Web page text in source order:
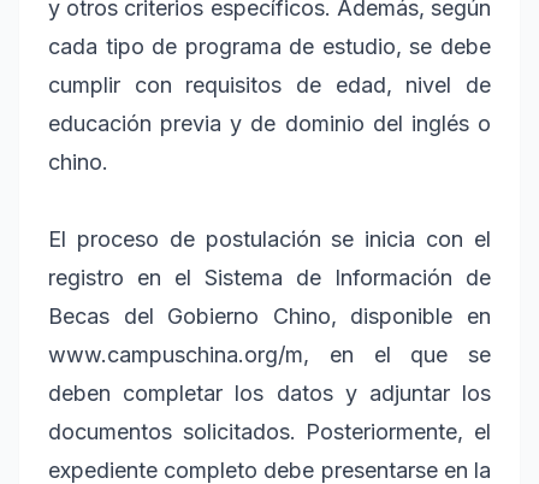
y otros criterios específicos. Además, según
cada tipo de programa de estudio, se debe
cumplir con requisitos de edad, nivel de
educación previa y de dominio del inglés o
chino.
El proceso de postulación se inicia con el
registro en el Sistema de Información de
Becas del Gobierno Chino, disponible en
www.campuschina.org/m, en el que se
deben completar los datos y adjuntar los
documentos solicitados. Posteriormente, el
expediente completo debe presentarse en la